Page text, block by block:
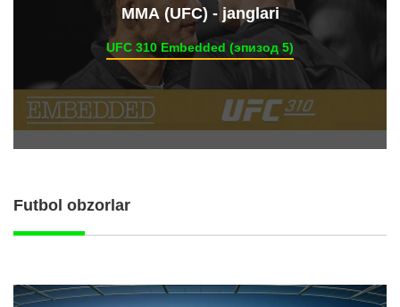
ММА (UFC) - janglari
UFC 310 Embedded (эпизод 5)
Futbol obzorlar